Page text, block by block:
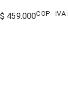
$ 459.000COP -